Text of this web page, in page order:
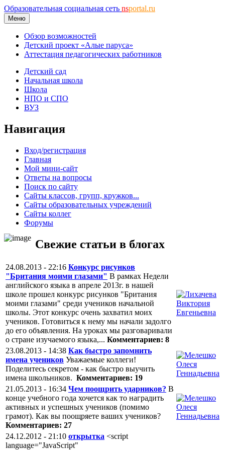
Образовательная социальная сеть nsportal.ru
Меню
Обзор возможностей
Детский проект «Алые паруса»
Аттестация педагогических работников
Детский сад
Начальная школа
Школа
НПО и СПО
ВУЗ
Навигация
Вход/регистрация
Главная
Мой мини-сайт
Ответы на вопросы
Поиск по сайту
Сайты классов, групп, кружков...
Сайты образовательных учреждений
Сайты коллег
Форумы
Свежие статьи в блогах
24.08.2013 - 22:16 Конкурс рисунков
"Британия моими глазами" В рамках Недели
английского языка в апреле 2013г. в нашей
школе прошел конкурс рисунков "Британия
моими глазами" среди учеников начальной
школы. Этот конкурс очень захватил моих
учеников. Готовиться к нему мы начали задолго
до его объявления. На уроках мы разговаривали
о стране изучаемого языка,... Комментариев: 8
23.08.2013 - 14:38 Как быстро запомнить
имена учеников Уважаемые коллеги!
Поделитесь секретом - как быстро выучить
имена школьников. Комментариев: 19
21.05.2013 - 16:34 Чем поощрить ударников? В
конце учебного года хочется как то наградить
активных и успешных учеников (помимо
грамот). Как вы поощряете ваших учеников?
Комментариев: 27
24.12.2012 - 21:10 открытка <script
language="JavaScript"